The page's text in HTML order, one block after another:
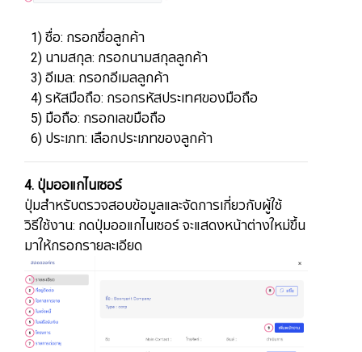
​​​​​​​ 1) ชื่อ: กรอกชื่อลูกค้า
2) นามสกุล: กรอกนามสกุลลูกค้า
3) อีเมล: กรอกอีเมลลูกค้า
4) รหัสมือถือ: กรอกรหัสประเทศของมือถือ
5) มือถือ: กรอกเลขมือถือ
6) ประเภท: เลือกประเภทของลูกค้า​​​​​​​
​​​​​​​4. ปุ่มออแกไนเซอร์
ปุ่มสำหรับตรวจสอบข้อมูลและจัดการเกี่ยวกับผู้ใช้
วิธีใช้งาน: กดปุ่มออแกไนเซอร์ จะแสดงหน้าต่างใหม่ขึ้น
มาให้กรอกรายละเอียด